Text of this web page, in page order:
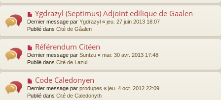
e
e
s
a
e
u
m
e
s
a
e
N
u
a
u
m
e
s
a
Ygdrazyl (Septimus) Adjoint edilique de Gaalen
Dernier message par Ygdrazyl « jeu. 27 juin 2013 18:07
Publié dans Cité de Gâalen
N
u
a
u
m
Référendum Citéen
Dernier message par Suntzu « mar. 30 avr. 2013 17:48
Publié dans Cité de Lazul
N
u
Code Caledonyen
Dernier message par produpes « jeu. 4 oct. 2012 22:09
Publié dans Cité de Caledonyth